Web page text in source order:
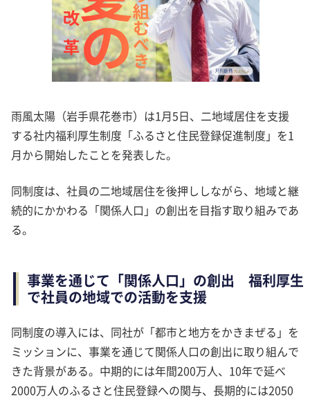
雨風太陽（岩手県花巻市）は1月5日、二地域居住を支援
する社内福利厚生制度「ふるさと住民登録促進制度」を1
月から開始したことを発表した。
同制度は、社員の二地域居住を後押ししながら、地域と継
続的にかかわる「関係人口」の創出を目指す取り組みであ
る。
事業を通じて「関係人口」の創出 福利厚生
で社員の地域での活動を支援
同制度の導入には、同社が「都市と地方をかきまぜる」を
ミッションに、事業を通じて関係人口の創出に取り組んで
きた背景がある。中期的には年間200万人、10年で延べ
2000万人のふるさと住民登録への関与、長期的には2050